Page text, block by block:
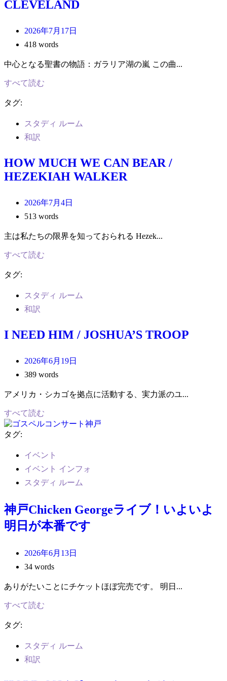
CLEVELAND
2026年7月17日
418 words
中心となる聖書の物語：ガラリア湖の嵐 この曲...
すべて読む
タグ:
スタディ ルーム
和訳
HOW MUCH WE CAN BEAR /
HEZEKIAH WALKER
2026年7月4日
513 words
主は私たちの限界を知っておられる Hezek...
すべて読む
タグ:
スタディ ルーム
和訳
I NEED HIM / JOSHUA’S TROOP
2026年6月19日
389 words
アメリカ・シカゴを拠点に活動する、実力派のユ...
すべて読む
タグ:
イベント
イベント インフォ
スタディ ルーム
神戸Chicken Georgeライブ！いよいよ
明日が本番です
2026年6月13日
34 words
ありがたいことにチケットほぼ完売です。 明日...
すべて読む
タグ:
スタディ ルーム
和訳